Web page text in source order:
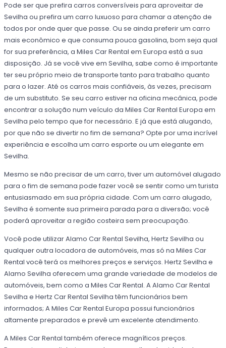
Pode ser que prefira carros conversíveis para aproveitar de
Sevilha ou prefira um carro luxuoso para chamar a atenção de
todos por onde quer que passe. Ou se ainda preferir um carro
mais econômico e que consuma pouca gasolina, bom seja qual
for sua preferência, a Miles Car Rental em Europa está a sua
disposição. Já se você vive em Sevilha, sabe como é importante
ter seu próprio meio de transporte tanto para trabalho quanto
para o lazer. Até os carros mais confiáveis, às vezes, precisam
de um substituto. Se seu carro estiver na oficina mecânica, pode
encontrar a solução num veículo da Miles Car Rental Europa em
Sevilha pelo tempo que for necessário. E já que está alugando,
por que não se divertir no fim de semana? Opte por uma incrível
experiência e escolha um carro esporte ou um elegante em
Sevilha.
Mesmo se não precisar de um carro, tiver um automóvel alugado
para o fim de semana pode fazer você se sentir como um turista
entusiasmado em sua própria cidade. Com um carro alugado,
Sevilha é somente sua primeira parada para a diversão; você
poderá aproveitar a região costeira sem preocupação.
Você pode utilizar Alamo Car Rental Sevilha, Hertz Sevilha ou
qualquer outra locadora de automóveis, mas só na Miles Car
Rental você terá os melhores preços e serviços. Hertz Sevilha e
Alamo Sevilha oferecem uma grande variedade de modelos de
automóveis, bem como a Miles Car Rental. A Alamo Car Rental
Sevilha e Hertz Car Rental Sevilha têm funcionários bem
informados; A Miles Car Rental Europa possui funcionários
altamente preparados e prevê um excelente atendimento.
A Miles Car Rental também oferece magníficos preços.